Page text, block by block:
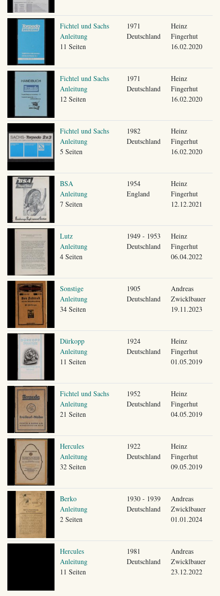
Fichtel und Sachs
Anleitung
11 Seiten
1971
Deutschland
Heinz
Fingerhut
16.02.2020
Fichtel und Sachs
Anleitung
12 Seiten
1971
Deutschland
Heinz
Fingerhut
16.02.2020
Fichtel und Sachs
Anleitung
5 Seiten
1982
Deutschland
Heinz
Fingerhut
16.02.2020
BSA
Anleitung
7 Seiten
1954
England
Heinz
Fingerhut
12.12.2021
Lutz
Anleitung
4 Seiten
1949 - 1953
Deutschland
Heinz
Fingerhut
06.04.2022
Sonstige
Anleitung
34 Seiten
1905
Deutschland
Andreas
Zwicklbauer
19.11.2023
Dürkopp
Anleitung
11 Seiten
1924
Deutschland
Heinz
Fingerhut
01.05.2019
Fichtel und Sachs
Anleitung
21 Seiten
1952
Deutschland
Heinz
Fingerhut
04.05.2019
Hercules
Anleitung
32 Seiten
1922
Deutschland
Heinz
Fingerhut
09.05.2019
Berko
Anleitung
2 Seiten
1930 - 1939
Deutschland
Andreas
Zwicklbauer
01.01.2024
Hercules
Anleitung
11 Seiten
1981
Deutschland
Andreas
Zwicklbauer
23.12.2022